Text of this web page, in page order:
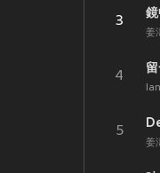
3
姜
4
5
姜